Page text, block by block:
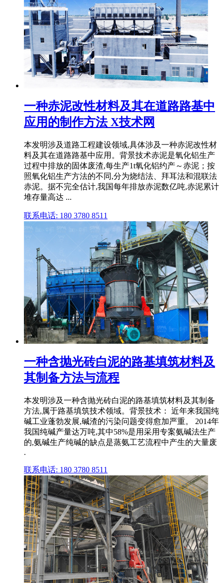
一种赤泥改性材料及其在道路路基中
应用的制作方法 X技术网
本发明涉及道路工程建设领域,具体涉及一种赤泥改性材
料及其在道路路基中应用。背景技术赤泥是氧化铝生产
过程中排放的固体废渣,每生产1t氧化铝约产～赤泥；按
照氧化铝生产方法的不同,分为烧结法、拜耳法和混联法
赤泥。据不完全估计,我国每年排放赤泥数亿吨,赤泥累计
堆存量高达 ...
联系电话: 180 3780 8511
一种含抛光砖白泥的路基填筑材料及
其制备方法与流程
本发明涉及一种含抛光砖白泥的路基填筑材料及其制备
方法,属于路基填筑技术领域。背景技术： 近年来我国纯
碱工业蓬勃发展,碱渣的污染问题变得愈加严重。 2014年
我国纯碱产量达万吨,其中58%是用采用专案氨碱法生产
的,氨碱生产纯碱的缺点是蒸氨工艺流程中产生的大量废
.
联系电话: 180 3780 8511